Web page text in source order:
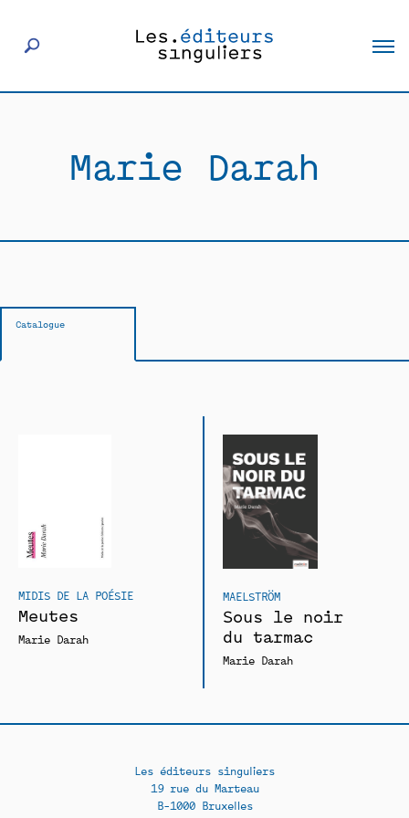
ÉditeursMarie Darah
Catalogue
MIDIS DE LA POÉSIE
Meutes
Marie Darah
MAELSTRÖM
Sous le noir
du tarmac
Marie Darah
Les éditeurs singuliers
19 rue du Marteau
B-1000 Bruxelles